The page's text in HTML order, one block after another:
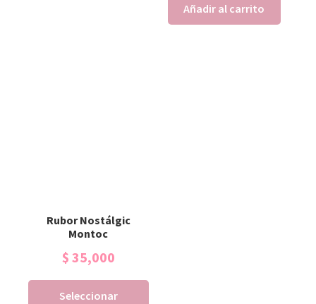
Añadir al carrito
Rubor Nostálgic
Montoc
$ 35,000
Seleccionar